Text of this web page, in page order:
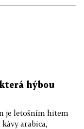
hýbou
je letošním hitem
arabica,